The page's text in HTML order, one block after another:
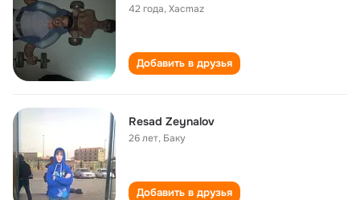
42 года,Xacmaz
Добавить в друзья
Resad Zeynalov
26 лет, Баку
Добавить в друзья